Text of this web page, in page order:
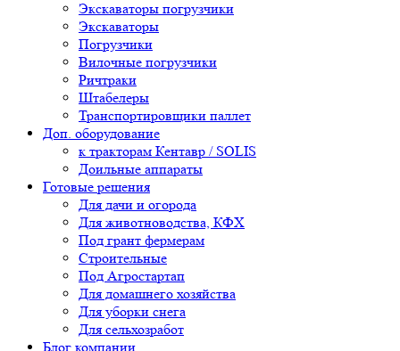
Экскаваторы погрузчики
Экскаваторы
Погрузчики
Вилочные погрузчики
Ричтраки
Штабелеры
Транспортировщики паллет
Доп. оборудование
к тракторам Кентавр / SOLIS
Доильные аппараты
Готовые решения
Для дачи и огорода
Для животноводства, КФХ
Под грант фермерам
Строительные
Под Агростартап
Для домашнего хозяйства
Для уборки снега
Для сельхозработ
Блог компании